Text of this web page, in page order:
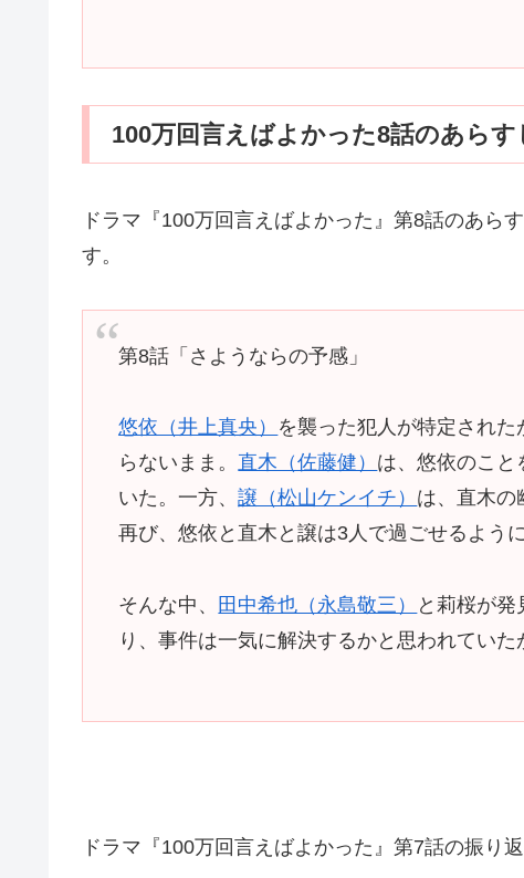
100万回言えばよかった8話のあらす
ドラマ『100万回言えばよかった』第8話のあら
す。
第8話「さようならの予感」
悠依（井上真央） を襲った犯人が特定され
らないまま。 直木（佐藤健） は、悠依のこと
いた。一方、譲（松山ケンイチ） は、直木の
再び、悠依と直木と譲は3人で過ごせるよう
そんな中、 田中希也（永島敬三）
と莉桜が
り、事件は一気に解決するかと思われていた
ドラマ『100万回言えばよかった』第7話の振り